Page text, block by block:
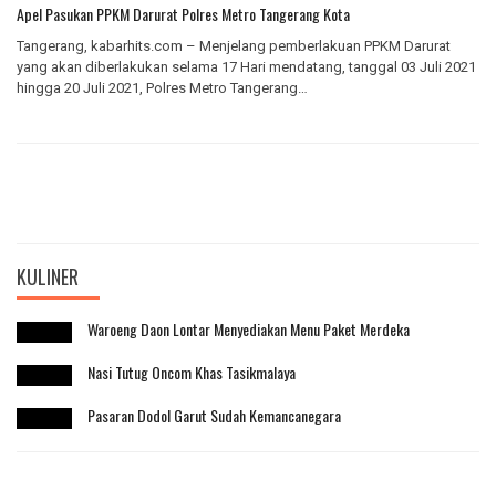
Apel Pasukan PPKM Darurat Polres Metro Tangerang Kota
Tangerang, kabarhits.com – Menjelang pemberlakuan PPKM Darurat
yang akan diberlakukan selama 17 Hari mendatang, tanggal 03 Juli 2021
hingga 20 Juli 2021, Polres Metro Tangerang…
KULINER
Waroeng Daon Lontar Menyediakan Menu Paket Merdeka
Nasi Tutug Oncom Khas Tasikmalaya
Pasaran Dodol Garut Sudah Kemancanegara